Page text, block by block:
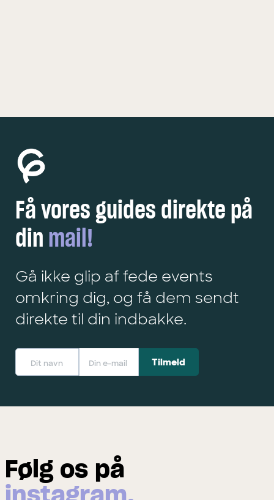
Få vores guides direkte på
din mail!
Gå ikke glip af fede events
omkring dig, og få dem sendt
direkte til din indbakke.
Følg os på